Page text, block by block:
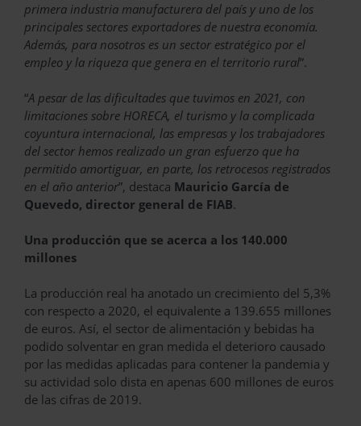
primera industria manufacturera del país y uno de los
principales sectores exportadores de nuestra economía.
Además, para nosotros es un sector estratégico por el
empleo y la riqueza que genera en el territorio rural”.
“A pesar de las dificultades que tuvimos en 2021, con
limitaciones sobre HORECA, el turismo y la complicada
coyuntura internacional, las empresas y los trabajadores
del sector hemos realizado un gran esfuerzo que ha
permitido amortiguar, en parte, los retrocesos registrados
en el año anterior”, destaca Mauricio García de
Quevedo, director general de FIAB.
Una producción que se acerca a los 140.000
millones
La producción real ha anotado un crecimiento del 5,3%
con respecto a 2020, el equivalente a 139.655 millones
de euros. Así, el sector de alimentación y bebidas ha
podido solventar en gran medida el deterioro causado
por las medidas aplicadas para contener la pandemia y
su actividad solo dista en apenas 600 millones de euros
de las cifras de 2019.